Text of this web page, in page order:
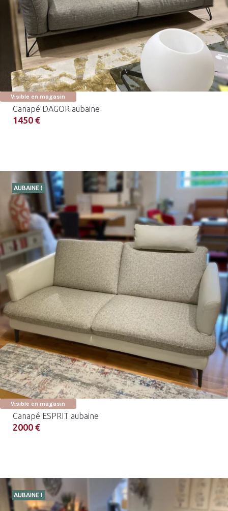
Visible en magasin
Canapé DAGOR aubaine
1450 €
AUBAINE !
Visible en magasin
Canapé ESPRIT aubaine
2000 €
AUBAINE !